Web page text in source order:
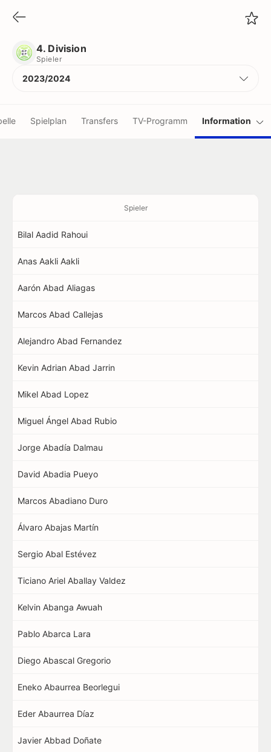
4. Division
Spieler
2023/2024
Spielplan Transfers TV-Programm Information
Spieler
Bilal Aadid Rahoui
Anas Aakli Aakli
Aarón Abad Aliagas
Marcos Abad Callejas
Alejandro Abad Fernandez
Kevin Adrian Abad Jarrin
Mikel Abad Lopez
Miguel Ángel Abad Rubio
Jorge Abadía Dalmau
David Abadia Pueyo
Marcos Abadiano Duro
Álvaro Abajas Martín
Sergio Abal Estévez
Ticiano Ariel Aballay Valdez
Kelvin Abanga Awuah
Pablo Abarca Lara
Diego Abascal Gregorio
Eneko Abaurrea Beorlegui
Eder Abaurrea Díaz
Javier Abbad Doñate